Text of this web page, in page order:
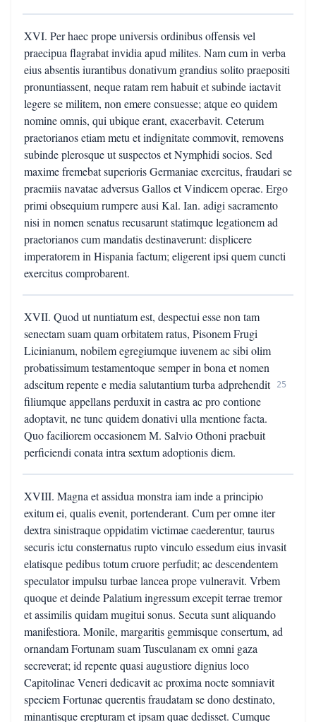
XVI. Per haec prope universis ordinibus offensis vel
praecipua flagrabat invidia apud milites. Nam cum in verba
eius absentis iurantibus donativum grandius solito praepositi
pronuntiassent, neque ratam rem habuit et subinde iactavit
legere se militem, non emere consuesse; atque eo quidem
nomine omnis, qui ubique erant, exacerbavit. Ceterum
praetorianos etiam metu et indignitate commovit, removens
subinde plerosque ut suspectos et Nymphidi socios. Sed
maxime fremebat superioris Germaniae exercitus, fraudari se
praemiis navatae adversus Gallos et Vindicem operae. Ergo
primi obsequium rumpere ausi Kal. Ian. adigi sacramento
nisi in nomen senatus recusarunt statimque legationem ad
praetorianos cum mandatis destinaverunt: displicere
imperatorem in Hispania factum; eligerent ipsi quem cuncti
exercitus comprobarent.
XVII. Quod ut nuntiatum est, despectui esse non tam
senectam suam quam orbitatem ratus, Pisonem Frugi
Licinianum, nobilem egregiumque iuvenem ac sibi olim
probatissimum testamentoque semper in bona et nomen
adscitum repente e media salutantium turba adprehendit
filiumque appellans perduxit in castra ac pro contione
adoptavit, ne tunc quidem donativi ulla mentione facta.
Quo faciliorem occasionem M. Salvio Othoni praebuit
perficiendi conata intra sextum adoptionis diem.
25
XVIII. Magna et assidua monstra iam inde a principio
exitum ei, qualis evenit, portenderant. Cum per omne iter
dextra sinistraque oppidatim victimae caederentur, taurus
securis ictu consternatus rupto vinculo essedum eius invasit
elatisque pedibus totum cruore perfudit; ac descendentem
speculator impulsu turbae lancea prope vulneravit. Vrbem
quoque et deinde Palatium ingressum excepit terrae tremor
et assimilis quidam mugitui sonus. Secuta sunt aliquando
manifestiora. Monile, margaritis gemmisque consertum, ad
ornandam Fortunam suam Tusculanam ex omni gaza
secreverat; id repente quasi augustiore dignius loco
Capitolinae Veneri dedicavit ac proxima nocte somniavit
speciem Fortunae querentis fraudatam se dono destinato,
minantisque erepturam et ipsam quae dedisset. Cumque